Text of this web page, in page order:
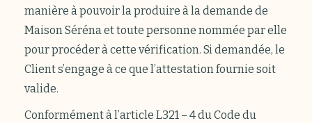
manière à pouvoir la produire à la demande de
Maison Séréna et toute personne nommée par elle
pour procéder à cette vérification. Si demandée, le
Client s’engage à ce que l’attestation fournie soit
valide.
Conformément à l’article L321 – 4 du Code du